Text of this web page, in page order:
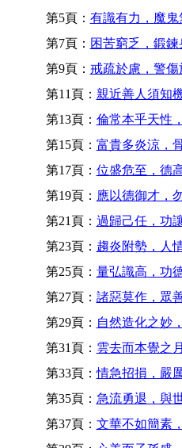
第5頁： 有識有力，魔鬼
第7頁： 困苦窮乏，鍛鍊
第9頁： 戒疏於慮，警傷
第11頁： 親近善人須知
第13頁： 倫常本乎天性
第15頁： 富貴多炎涼，
第17頁： 位盛危至，德
第19頁： 應以德御才，
第21頁： 過歸己任，功
第23頁： 趨炎附勢，人
第25頁： 量弘識高，功
第27頁： 諸惡莫作，眾
第29頁： 自然造化之妙
第31頁： 雲去而本覺之
第33頁：情急招損，嚴
第35頁： 急流勇退，與
第37頁： 文華不如簡素